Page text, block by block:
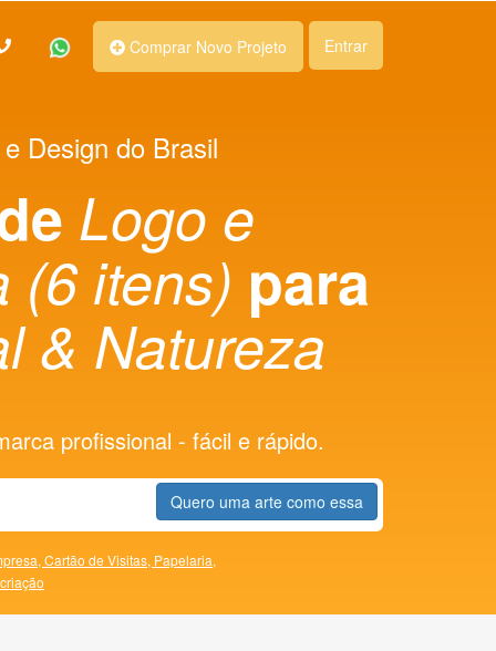
Comprar Novo Projeto Entrar
Design do Brasil
Logo e
(6 itens) para
& Natureza
profissional - fácil e rápido.
Quero uma arte como essa
Cartão de Visitas, Papelaria,